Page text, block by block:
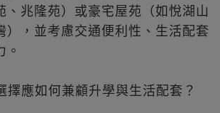
、兆隆苑）或豪宅屋苑（如悅湖山
），並考慮交通便利性、生活配套
擇應如何兼顧升學與生活配套？